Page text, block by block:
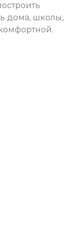
дома, школы,